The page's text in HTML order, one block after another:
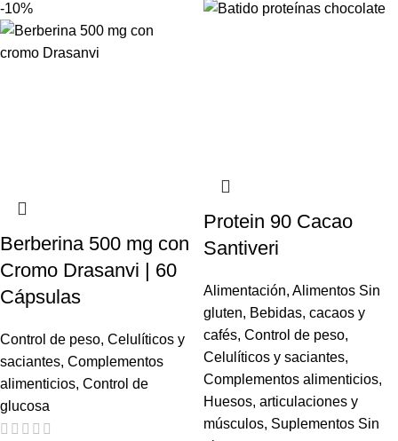
-10%
Berberina 500 mg con
Cromo Drasanvi | 60
Cápsulas
Control de peso, Celulíticos y
saciantes, Complementos
alimenticios, Control de
glucosa
Protein 90 Cacao
Santiveri
Alimentación, Alimentos Sin
gluten, Bebidas, cacaos y
cafés, Control de peso,
Celulíticos y saciantes,
Complementos alimenticios,
Huesos, articulaciones y
músculos, Suplementos Sin